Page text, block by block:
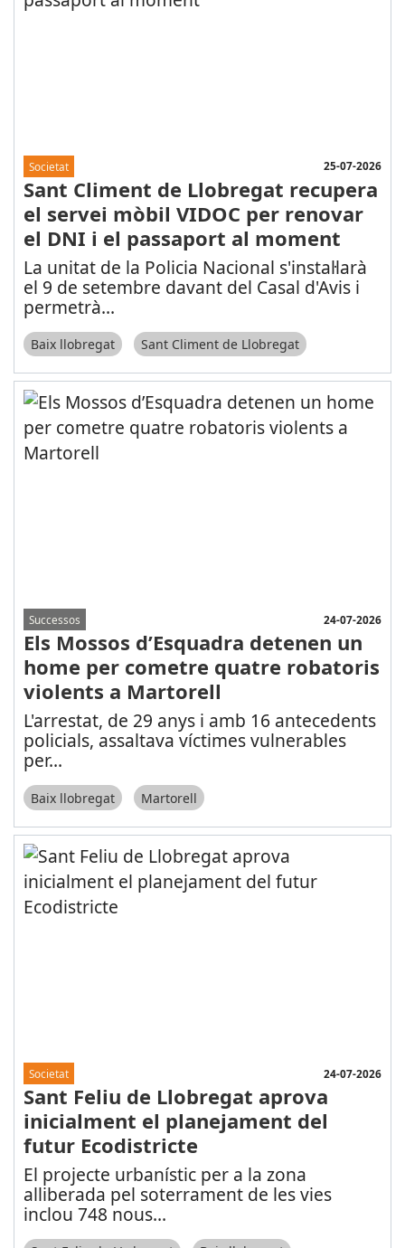
Societat 25-07-2026
Sant Climent de Llobregat recupera
el servei mòbil VIDOC per renovar
el DNI i el passaport al moment
La unitat de la Policia Nacional s'instal·larà
el 9 de setembre davant del Casal d'Avis i
permetrà...
Baix llobregat Sant Climent de Llobregat
Successos 24-07-2026
Els Mossos d’Esquadra detenen un
home per cometre quatre robatoris
violents a Martorell
L'arrestat, de 29 anys i amb 16 antecedents
policials, assaltava víctimes vulnerables
per...
Baix llobregat Martorell
Societat 24-07-2026
Sant Feliu de Llobregat aprova
inicialment el planejament del
futur Ecodistricte
El projecte urbanístic per a la zona
alliberada pel soterrament de les vies
inclou 748 nous...